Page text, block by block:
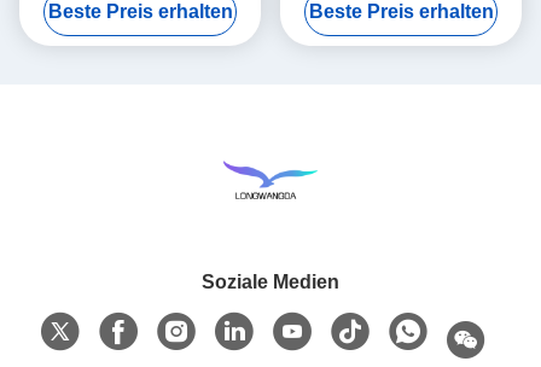
Beste Preis erhalten Beste Preis erhalten
Soziale Medien